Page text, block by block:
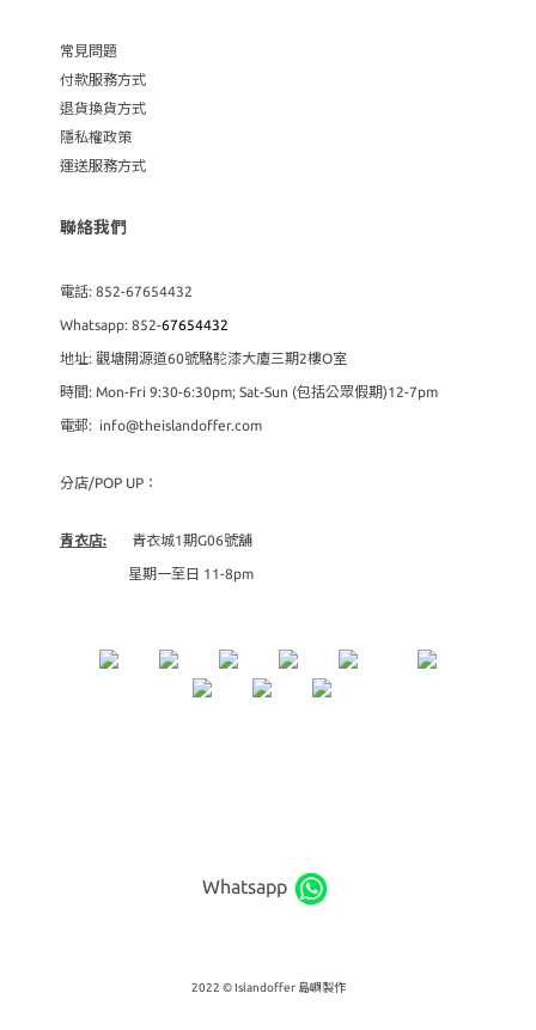
常見問題
付款服務方式
退貨換貨方式
隱私權政策
運送服務方式
聯絡我們
電話: 852-67654432
Whatsapp: 852-67654432
地址: 觀塘開源道60號駱駝漆大廈三期2樓O室
時間: Mon-Fri 9:30-6:30pm; Sat-Sun (包括公眾假期)12-7pm
電郵: info@theislandoffer.com
分店/POP UP：
青衣店: 青衣城1期G06號舖
星期一至日 11-8pm
Whatsapp
2022 © Islandoffer 島嶼製作